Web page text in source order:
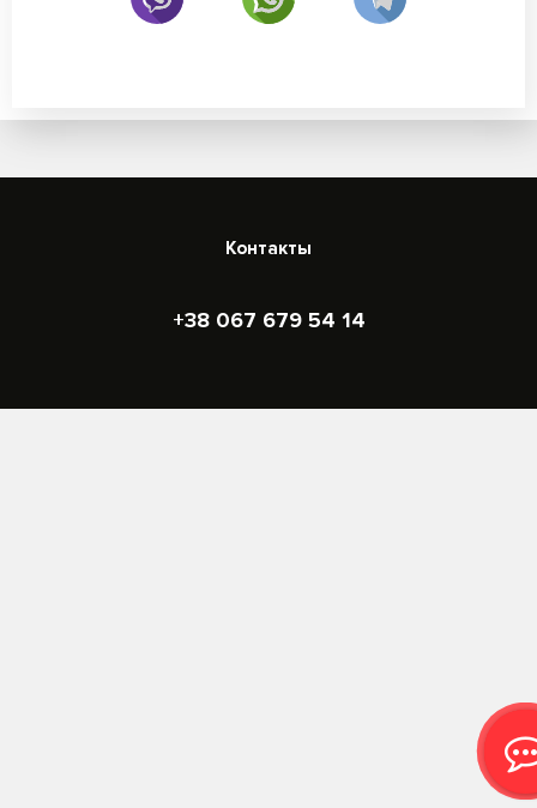
Контакты
+38 067 679 54 14